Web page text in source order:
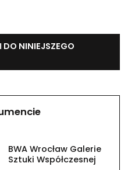
NINIEJSZEGO
BWA Wrocław Galerie
Sztuki Współczesnej